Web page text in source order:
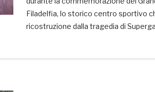
Filadelfia, lo storico centro sportivo
ricostruzione dalla tragedia di